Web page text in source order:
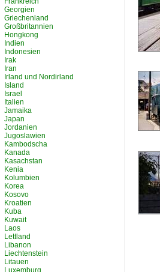
Georgien
Griechenland
Großbritannien
Hongkong
Indien
Indonesien
Irak
Iran
Irland und Nordirland
Island
Israel
Italien
Jamaika
Japan
Jordanien
Jugoslawien
Kambodscha
Kanada
Kasachstan
Kenia
Kolumbien
Korea
Kosovo
Kroatien
Kuba
Kuwait
Laos
Lettland
Libanon
Liechtenstein
Litauen
Luxemburg